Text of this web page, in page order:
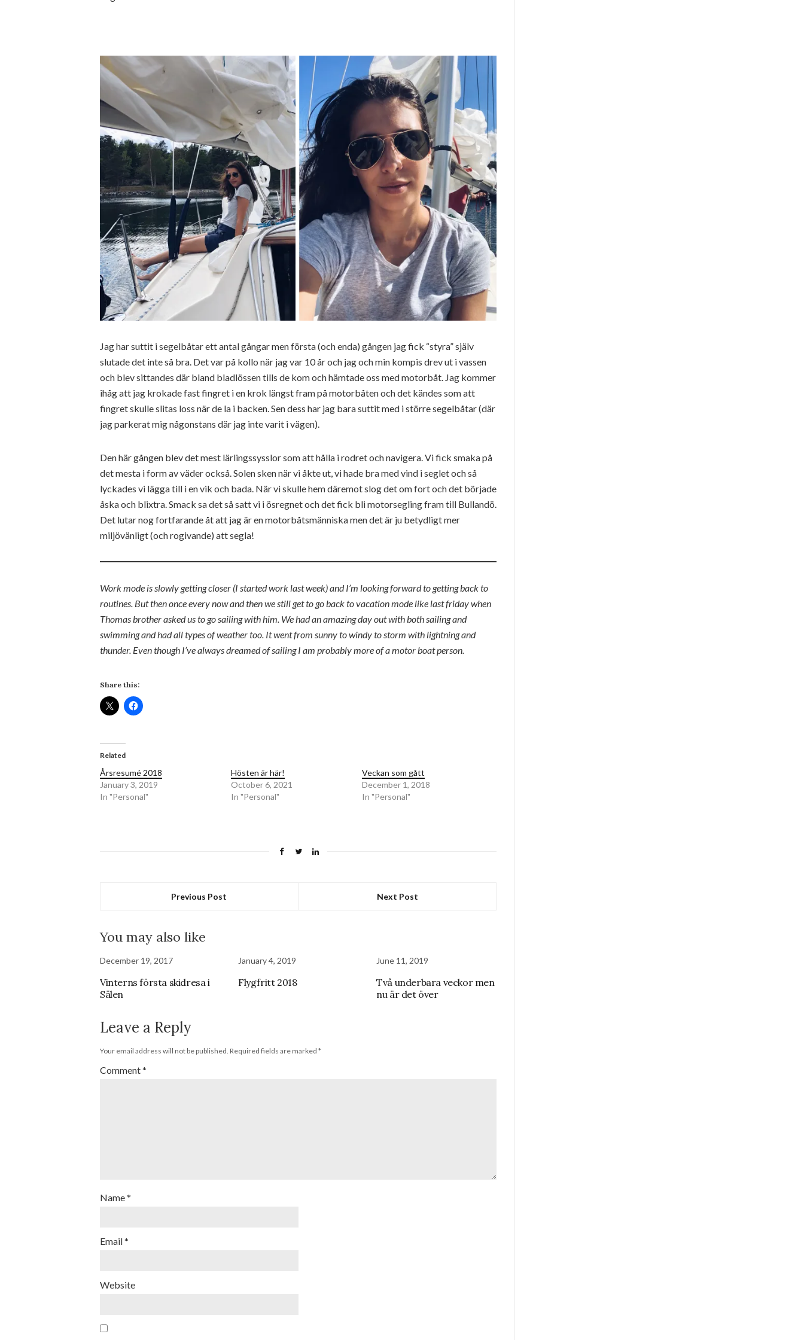
Jag har suttit i segelbåtar ett antal gångar men första (och enda) gången jag fick “styra” själv
slutade det inte så bra. Det var på kollo när jag var 10 år och jag och min kompis drev ut i vassen
och blev sittandes där bland bladlössen tills de kom och hämtade oss med motorbåt. Jag kommer
ihåg att jag krokade fast fingret i en krok längst fram på motorbåten och det kändes som att
fingret skulle slitas loss när de la i backen. Sen dess har jag bara suttit med i större segelbåtar (där
jag parkerat mig någonstans där jag inte varit i vägen).
Den här gången blev det mest lärlingssysslor som att hålla i rodret och navigera. Vi fick smaka på
det mesta i form av väder också. Solen sken när vi åkte ut, vi hade bra med vind i seglet och så
lyckades vi lägga till i en vik och bada. När vi skulle hem däremot slog det om fort och det började
åska och blixtra. Smack sa det så satt vi i ösregnet och det fick bli motorsegling fram till Bullandö.
Det lutar nog fortfarande åt att jag är en motorbåtsmänniska men det är ju betydligt mer
miljövänligt (och rogivande) att segla!
Work mode is slowly getting closer (I started work last week) and I’m looking forward to getting back to
routines. But then once every now and then we still get to go back to vacation mode like last friday when
Thomas brother asked us to go sailing with him. We had an amazing day out with both sailing and
swimming and had all types of weather too. It went from sunny to windy to storm with lightning and
thunder. Even though I’ve always dreamed of sailing I am probably more of a motor boat person.
Share this:
Related
Årsresumé 2018
January 3, 2019
In "Personal"
Hösten är här!
October 6, 2021
In "Personal"
Veckan som gått
December 1, 2018
In "Personal"
Previous Post Next Post
You may also like
December 19, 2017
Vinterns första skidresa i
Sälen
January 4, 2019
Flygfritt 2018
June 11, 2019
Två underbara veckor men
nu är det över
Leave a Reply
Your email address will not be published. Required fields are marked *
Comment*
Name*
Email*
Website